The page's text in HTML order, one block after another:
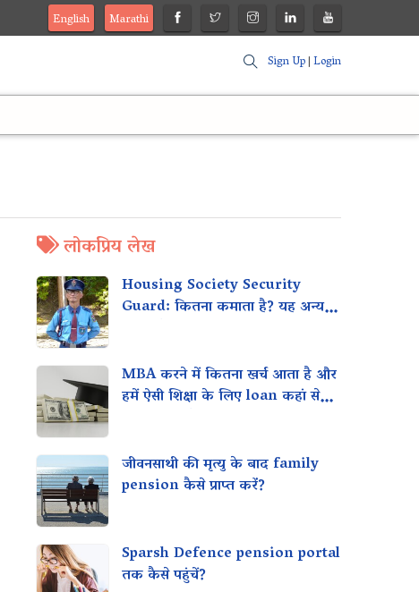
English
Marathi
Sign Up|Login
लोकप्रिय लेख
Housing Society Security
Guard: कितना कमाता है? यह अन्य
MBA करने में कितना खर्च आता है और
हमें ऐसी शिक्षा के लिए loan कहां से
जीवनसाथी की मृत्यु के बाद family
pension कैसे प्राप्त करें?
Sparsh Defence pension portal
तक कैसे पहुंचें?